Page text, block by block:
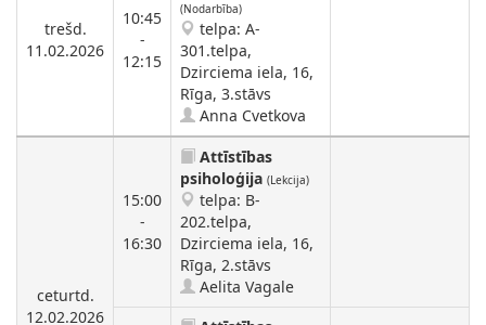
trešd.
11.02.2026
10:45
-
12:15
(Nodarbība)
telpa: A-
301.telpa,
Dzirciema iela, 16,
Rīga, 3.stāvs
Anna Cvetkova
ceturtd.
12.02.2026
15:00
-
16:30
Attīstības
psiholoģija (Lekcija)
telpa: B-
202.telpa,
Dzirciema iela, 16,
Rīga, 2.stāvs
Aelita Vagale